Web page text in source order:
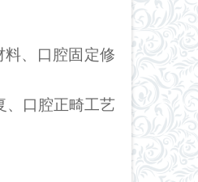
、口腔固定修
、口腔正畸工艺